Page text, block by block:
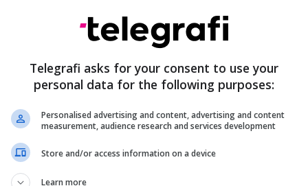
për zhvillim. U bëjmë thirrje të gjithëve që
politike, sepse ky buxhet u përket qytetarëve.
Telegrafi asks for your consent to use your
personal data for the following purposes:
Personalised advertising and content, advertising and content
measurement, audience research and services development
Store and/or access information on a device
Learn more